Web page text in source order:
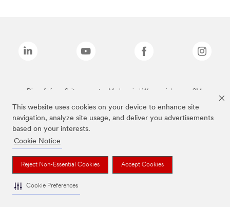
This website uses cookies on your device to enhance site
navigation, analyze site usage, and deliver you advertisements
based on your interests.
Cookie Notice
Reject Non-Essential Cookies Accept Cookies
Cookie Preferences
Die auf dieser Seite genannten Marken sind Warenzeichen von 3M.